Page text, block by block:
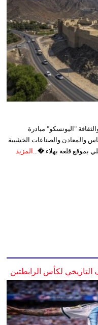
"اليونسكو" مبادرة
والمعادن والصناعات الخشبية
بموقع قلعة بهلاء �... المزيد
لكأس الرابطتين